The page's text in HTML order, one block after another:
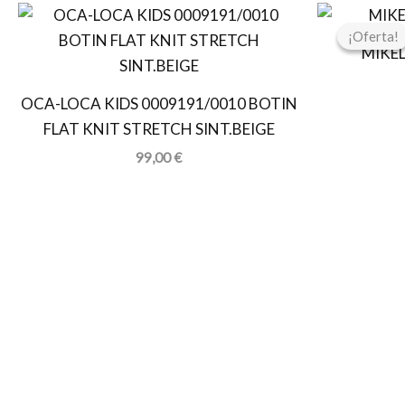
OCA-LOCA KIDS 0009191/0010 BOTIN
FLAT KNIT STRETCH SINT.BEIGE
99,00€
¡Oferta!
¡Oferta!